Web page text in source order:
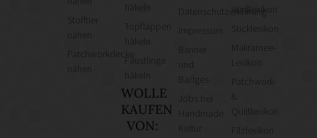
Stofftier
Patchworkdecke
häkeln
Topflappen
häkeln
Fäustlinge
häkeln
WOLLE
KAUFEN
VON:
Datenschutzerklärung
Kultur
Wolllexikon
Sticklexikon
Makramee-
Lexikon
Patchwork-
&
Quiltlexikon
Filzlexikon